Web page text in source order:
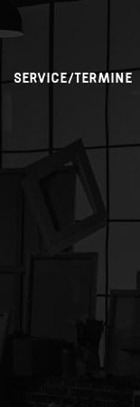
SERVICE/TERMINE